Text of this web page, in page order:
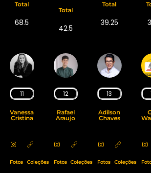
Total
68.5
Total
42.5
Total
39.25
11
Vanessa
Cristina
Fotos Coleções
12
Rafael
Araujo
Fotos Coleções
13
Adilson
Chaves
Fotos Coleções